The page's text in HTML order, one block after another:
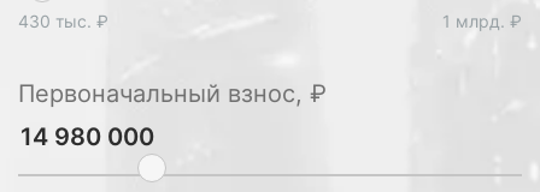
430 тыс. ₽ 1 млрд. ₽
Первоначальный взнос, ₽